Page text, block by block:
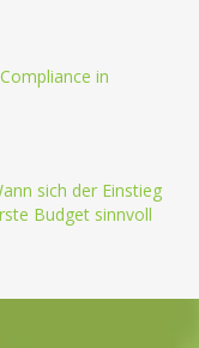
in
sich der Einstieg
Budget sinnvoll